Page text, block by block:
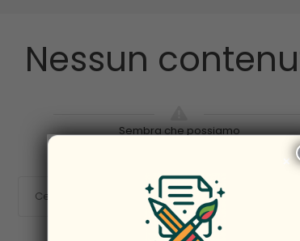
Nessun
Sembra che possiamo
×